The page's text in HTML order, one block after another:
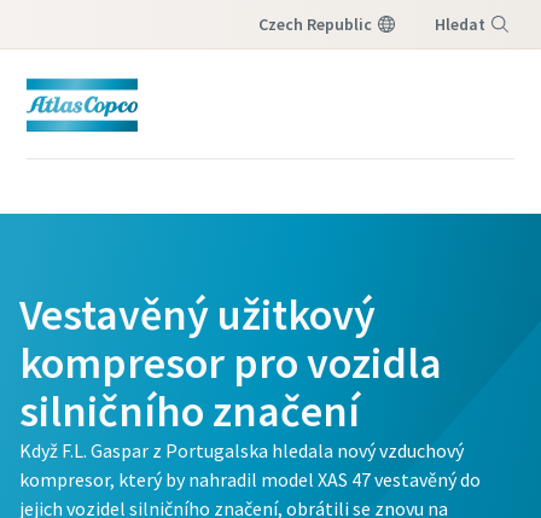
Czech Republic Hledat
Vestavěný užitkový
kompresor pro vozidla
silničního značení
Když F.L. Gaspar z Portugalska hledala nový vzduchový
kompresor, který by nahradil model XAS 47 vestavěný do
jejich vozidel silničního značení, obrátili se znovu na